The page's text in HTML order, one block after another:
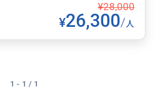
¥28,000
¥26,300/人
1 - 1 / 1